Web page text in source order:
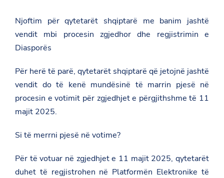
Njoftim për qytetarët shqiptarë me banim jashtë
vendit mbi procesin zgjedhor dhe regjistrimin e
Diasporës
Për herë të parë, qytetarët shqiptarë që jetojnë jashtë
vendit do të kenë mundësinë të marrin pjesë në
procesin e votimit për zgjedhjet e përgjithshme të 11
majit 2025.
Si të merrni pjesë në votime?
Për të votuar në zgjedhjet e 11 majit 2025, qytetarët
duhet të regjistrohen në Platformën Elektronike të